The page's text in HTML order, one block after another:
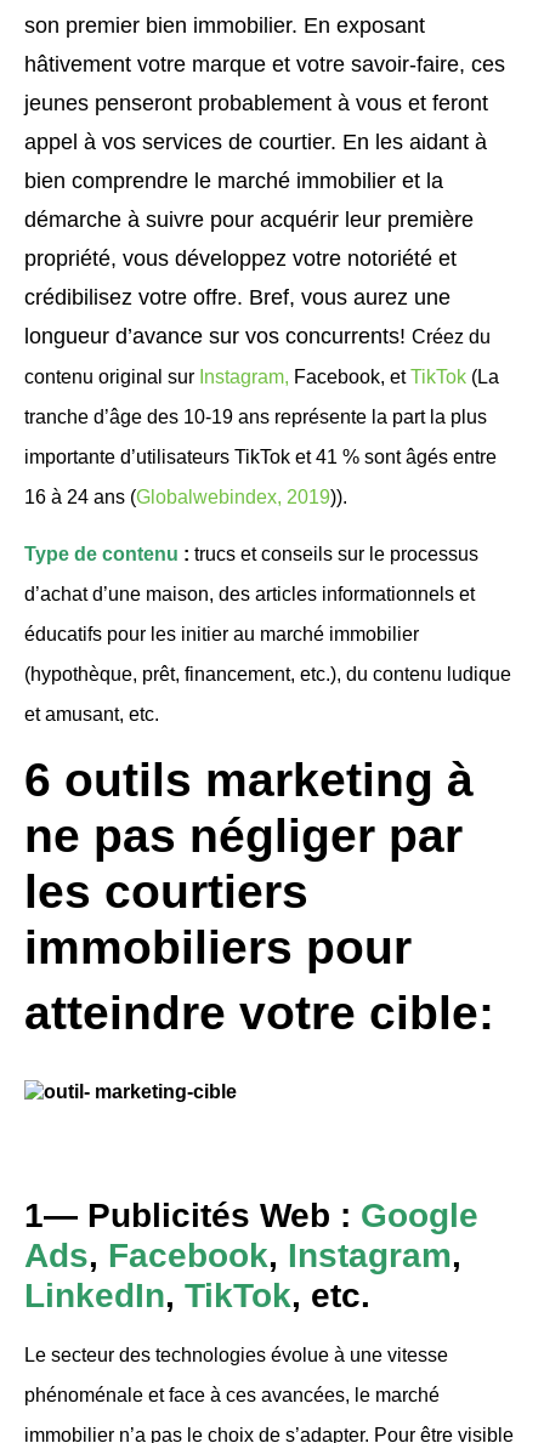
son premier bien immobilier. En exposant
hâtivement votre marque et votre savoir-faire, ces
jeunes penseront probablement à vous et feront
appel à vos services de courtier. En les aidant à
bien comprendre le marché immobilier et la
démarche à suivre pour acquérir leur première
propriété, vous développez votre notoriété et
crédibilisez votre offre. Bref, vous aurez une
longueur d’avance sur vos concurrents! Créez du
contenu original sur Instagram, Facebook, etTikTok (La
tranche d’âge des 10-19 ans représente la part la plus
importante d’utilisateurs TikTok et 41 % sont âgés entre
16 à 24 ans (Globalwebindex, 2019)).
Type de contenu : trucs et conseils sur le processus
d’achat d’une maison, des articles informationnels et
éducatifs pour les initier au marché immobilier
(hypothèque, prêt, financement, etc.), du contenu ludique
et amusant, etc.
6 outils marketing à
ne pas négliger par
les courtiers
immobiliers pour
atteindre votre cible:
1— Publicités Web : Google
Ads, Facebook, Instagram,
LinkedIn, TikTok, etc.
Le secteur des technologies évolue à une vitesse
phénoménale et face à ces avancées, le marché
immobilier n’a pas le choix de s’adapter. Pour être visible